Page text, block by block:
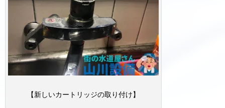
【新しいカートリッジの取り付け】